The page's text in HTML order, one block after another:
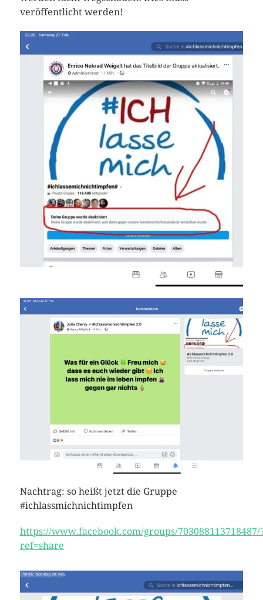
veröffentlicht werden!
Nachtrag: so heißt jetzt die Gruppe
#ichlassmichnichtimpfen
https://www.facebook.com/groups/703088113718487/
ref=share